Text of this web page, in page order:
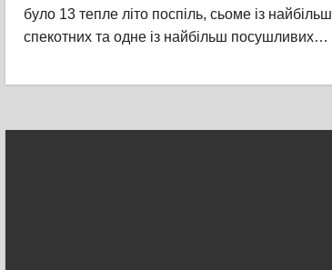
було 13 тепле літо поспіль, сьоме із найбільш
спекотних та одне із найбільш посушливих…